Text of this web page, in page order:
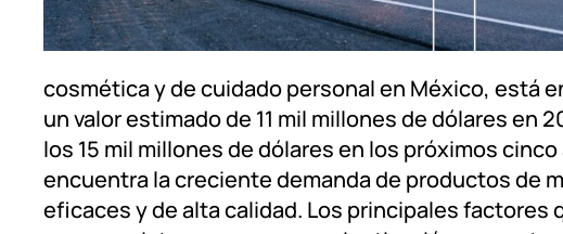
cosmética y de cuidado personal en México, está
un valor estimado de 11 mil millones de dólares en
los 15 mil millones de dólares en los próximos
encuentra la creciente demanda de productos de
eficaces y de alta calidad. Los principales